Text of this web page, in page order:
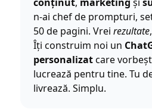
conținut, marketing și
n-ai chef de prompturi,
50 de pagini. Vrei rezultate
Îți construim noi un
personalizatcare
lucrează pentru tine. Tu
livrează. Simplu.